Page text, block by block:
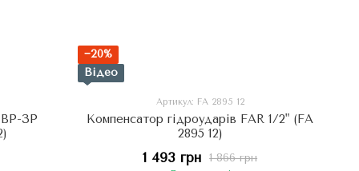
ВР-ЗР
−20%
Відео
Артикул: FA 2895 12
Компенсатор гідроударів FAR 1/2" (FA
2895 12)
1 866 грн
1 493 грн